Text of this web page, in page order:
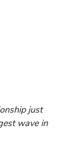
just
wave in